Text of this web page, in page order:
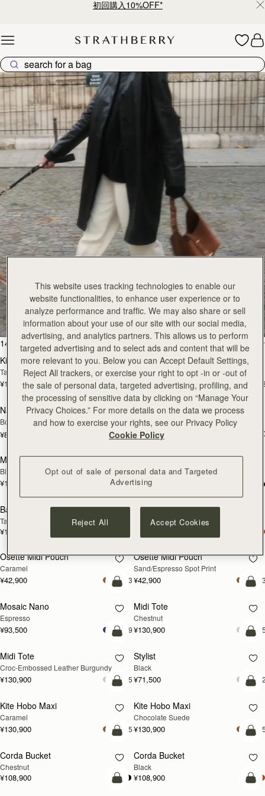
初回購入10%OFF*
ストラスベリーのバッグコレクション – 上質なクラフトマン
全ての商品を見る
スペインで丁寧に手作りされています
146点のアイテム
絞り込み・並べ替え：
カートに追加
Kite Hobo
Tan Suede
¥115,500 +8
Kite Hobo
Espresso
¥115,500
カートに追加
Nano Tote
Bottle Green
¥82,500
Mosaic Bag
Caramel
¥108,900
カートに追加
Mosaic Bag
Black
¥108,900 +10
Charlotte Drawstring
Chocolate Suede
¥75,900
カートに追加
Barra Mini
Tan
¥115,500
Barra Mini
Espresso
カートに追加
Osette Midi Pouch
Caramel
¥42,900 +3
Osette Midi Pouch
Sand/Espresso Spot Print
¥42,900
カートに追加
Mosaic Nano
Espresso
¥93,500 +9
カ
Midi Tote
Chestnut
¥130,900
カートに追加
Midi Tote
Croc-Embossed Leather Burgundy
¥130,900 +5
カ
Stylist
Black
¥71,500
カートに追加
Kite Hobo Maxi
Caramel
¥130,900 +5
カ
Kite Hobo Maxi
Chocolate Suede
¥130,900
カートに追加
Corda Bucket
Chestnut
¥108,900
カ
Corda Bucket
Black
¥108,900
カートに追加
カ
This website uses tracking technologies to enable our
website functionalities, to enhance user experience or to
analyze performance and traffic. We may also share or sell
information about your use of our site with our social media,
advertising, and analytics partners. This allows us to perform
targeted advertising and to select ads and content that will be
more relevant to you. Below you can Accept Default Settings,
Reject All trackers, or exercise your right to opt -in or -out of
the sale of personal data, targeted advertising, profiling, and
the processing of sensitive data by clicking on “Manage Your
Privacy Choices.” For more details on the data we process
and how to exercise your rights, see our Privacy Policy
Cookie Policy
Opt out of sale of personal data and Targeted
Advertising
Reject All Accept Cookies